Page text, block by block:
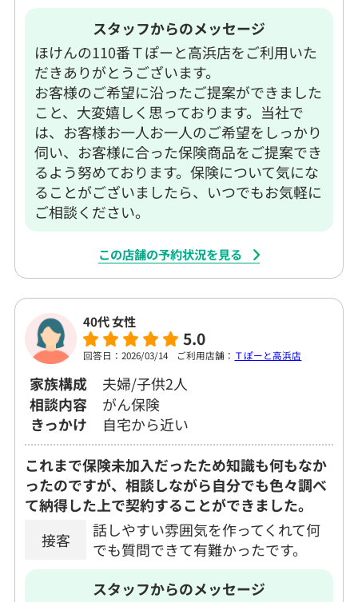
スタッフからのメッセージ
ほけんの110番Ｔぽーと高浜店をご利用いた
だきありがとうございます。
お客様のご希望に沿ったご提案ができました
こと、大変嬉しく思っております。当社で
は、お客様お一人お一人のご希望をしっかり
伺い、お客様に合った保険商品をご提案でき
るよう努めております。保険について気にな
ることがございましたら、いつでもお気軽に
ご相談ください。
この店舗の予約状況を見る
40代 女性
5.0
回答日：2026/03/14 ご利用店舗： Ｔぽーと高浜店
家族構成
夫婦/子供2人
相談内容
がん保険
きっかけ
自宅から近い
これまで保険未加入だったため知識も何もなか
ったのですが、相談しながら自分でも色々調べ
て納得した上で契約することができました。
接客
話しやすい雰囲気を作ってくれて何
でも質問できて有難かったです。
スタッフからのメッセージ